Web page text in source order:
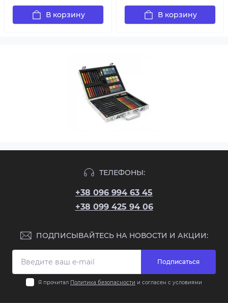
В корзину В корзину
ТЕЛЕФОНЫ:
+38 096 994 63 45
+38 099 425 94 06
ПОДПИСЫВАЙТЕСЬ НА НОВОСТИ И АКЦИИ:
Подписаться
Я прочитал Политика безопасности и согласен с условиями